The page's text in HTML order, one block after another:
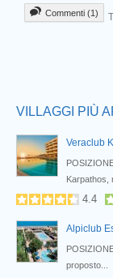
Commenti (1)
VILLAGGI PIÙ
Veraclub
Karpathos,
4.4
Alpiclub
proposto...